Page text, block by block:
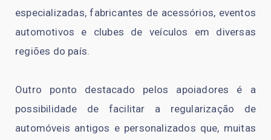
especializadas, fabricantes de acessórios, eventos
automotivos e clubes de veículos em diversas
regiões do país.
Outro ponto destacado pelos apoiadores é a
possibilidade de facilitar a regularização de
automóveis antigos e personalizados que, muitas